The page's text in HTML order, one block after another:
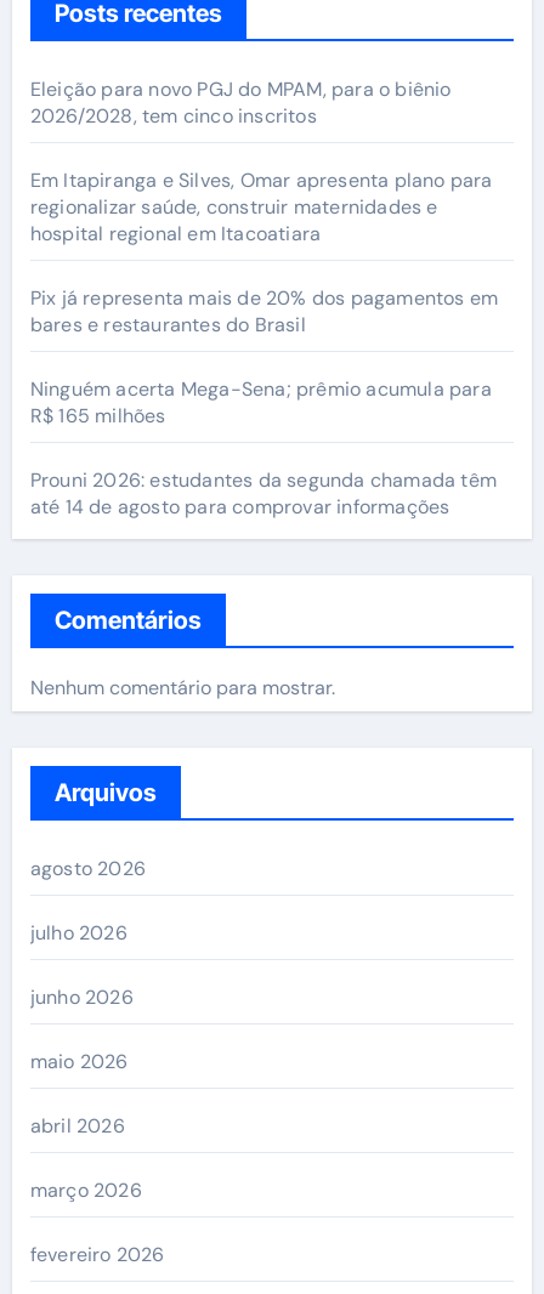
Posts recentes
Eleição para novo PGJ do MPAM, para o biênio
2026/2028, tem cinco inscritos
Em Itapiranga e Silves, Omar apresenta plano para
regionalizar saúde, construir maternidades e
hospital regional em Itacoatiara
Pix já representa mais de 20% dos pagamentos em
bares e restaurantes do Brasil
Ninguém acerta Mega-Sena; prêmio acumula para
R$ 165 milhões
Prouni 2026: estudantes da segunda chamada têm
até 14 de agosto para comprovar informações
Comentários
Nenhum comentário para mostrar.
Arquivos
agosto 2026
julho 2026
junho 2026
maio 2026
abril 2026
março 2026
fevereiro 2026